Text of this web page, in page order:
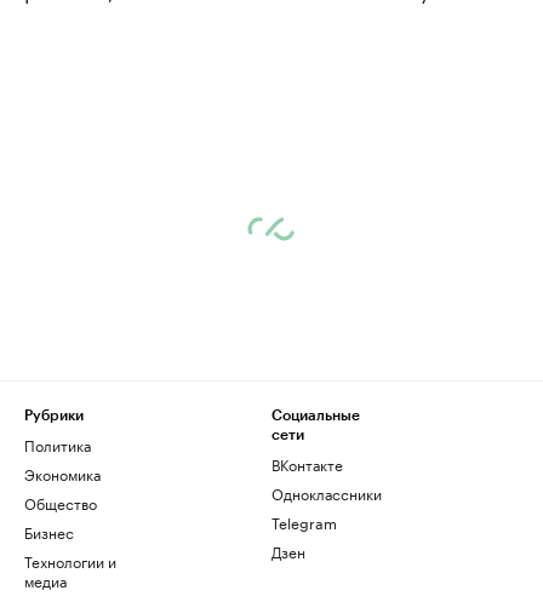
Рубрики
Политика
Экономика
Общество
Бизнес
Технологии и
медиа
Социальные
сети
ВКонтакте
Одноклассники
Telegram
Дзен